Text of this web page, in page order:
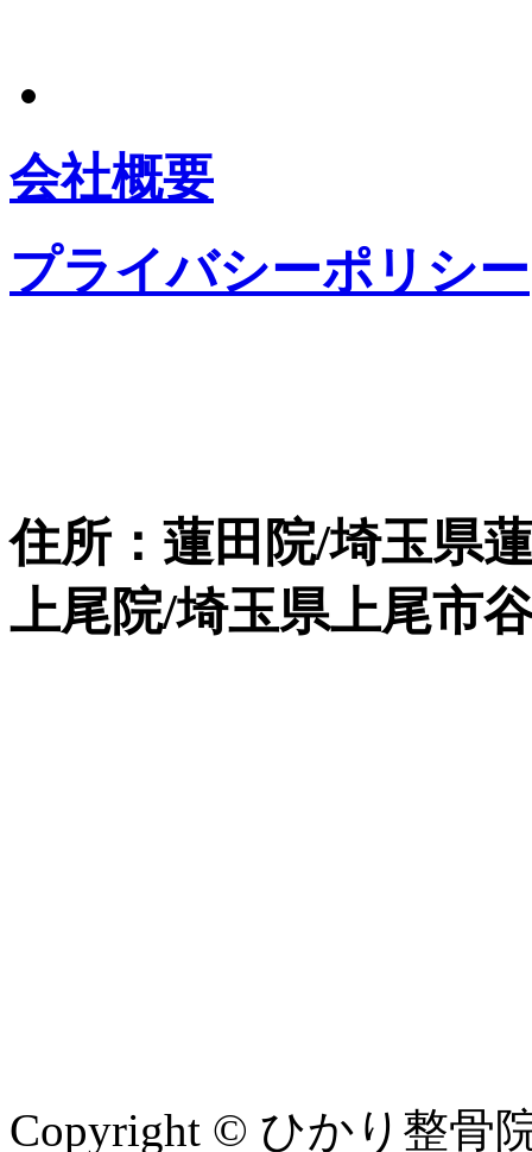
会社概要
プライバシーポリシー
住所：蓮田院/埼玉県
上尾院/埼玉県上尾市
Copyright © ひかり整骨